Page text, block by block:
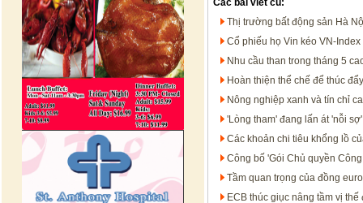
Các bài viết cũ:
Thị trường bất động sản Hà
Cổ phiếu họ Vin kéo VN-
Nhu cầu than trong tháng 5
Hoàn thiện thể chế để thúc
Nông nghiệp xanh và tín chỉ
'Lòng tham' đang lấn át 'nỗi
Các khoản chi tiêu khổng lồ
Công bố 'Gói Chủ quyền
Tầm quan trọng của đồng
ECB thúc giục nâng tầm vị thế